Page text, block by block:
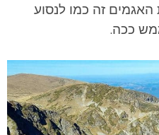
זה כמו לנסוע
ככה.